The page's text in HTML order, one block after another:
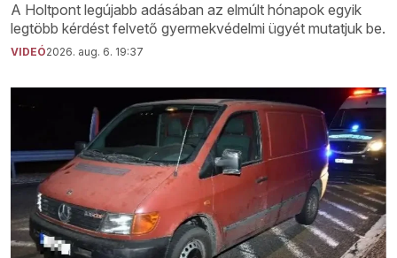
A Holtpont legújabb adásában az elmúlt hónapok egyik
legtöbb kérdést felvető gyermekvédelmi ügyét mutatjuk be.
VIDEÓ2026. aug. 6. 19:37